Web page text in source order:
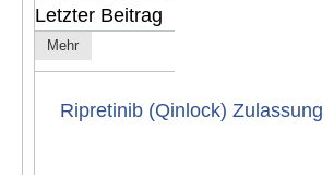
Letzter Beitrag
Mehr
Ripretinib (Qinlock) Zulassung